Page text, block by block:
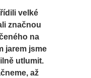
velké
značnou
na
jarem jsme
utlumit.
až